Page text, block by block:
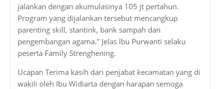
jalankan dengan akumulasinya 105 jt pertahun.
Program yang dijalankan tersebut mencangkup
parenting skill, stantink, bank sampah dan
pengembangan agama." Jelas Ibu Purwanti selaku
peserta Family Strenghening.
Ucapan Terima kasih dari penjabat kecamatan yang di
wakili oleh Ibu Widiarta dengan harapan semoga